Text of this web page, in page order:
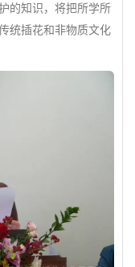
的知识，将把所学所
统插花和非物质文化